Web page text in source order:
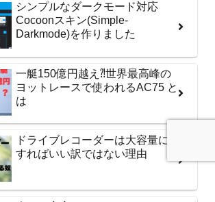
シンプルなダークモード対応
Cocoonスキン(Simple-
Darkmode)を作りました
一艇150億円越え⁈世界最高峰の
ヨットレースで使われるAC75 と
は
ドライブレコーダーは大容量に
すればいい訳ではない理由